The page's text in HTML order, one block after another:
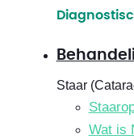
Staar
Wat is